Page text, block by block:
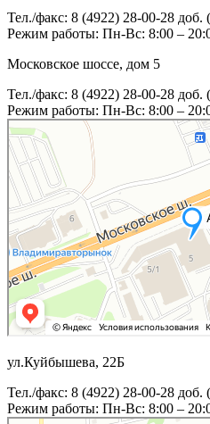
Тел./факс: 8 (4922) 28-00-28 доб.
Режим работы: Пн-Вс: 8:00 –
Московское шоссе, дом 5
Тел./факс: 8 (4922) 28-00-28 доб.
Режим работы: Пн-Вс: 8:00 –
ул.Куйбышева, 22Б
Тел./факс: 8 (4922) 28-00-28 доб.
Режим работы: Пн-Вс: 8:00 –